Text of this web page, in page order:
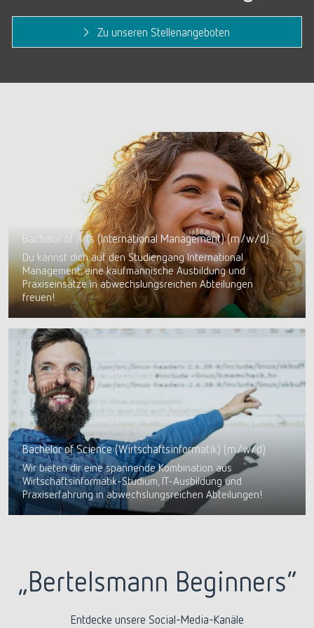
Zu unseren Stellenangeboten
Bachelor of Arts (International Management) (m/w/d)
Du kannst dich auf den Studiengang International
Management, eine kaufmännische Ausbildung und
Praxiseinsätze in abwechslungsreichen Abteilungen
freuen!
Bachelor of Science (Wirtschaftsinformatik) (m/w/d)
Wir bieten dir eine spannende Kombination aus
Wirtschaftsinformatik-Studium, IT-Ausbildung und
Praxiserfahrung in abwechslungsreichen Abteilungen!
„Bertelsmann Beginners“
Entdecke unsere Social-Media-Kanäle